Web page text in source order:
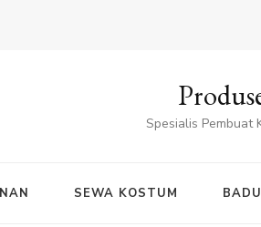
Spesialis Pembuat
SEWA KOSTUM